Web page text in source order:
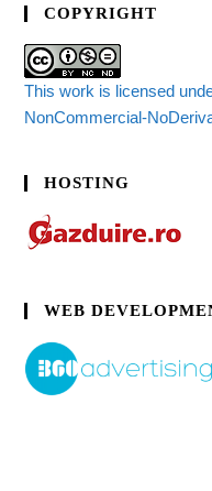
COPYRIGHT
This work is licensed
NonCommercial-
HOSTING
WEB